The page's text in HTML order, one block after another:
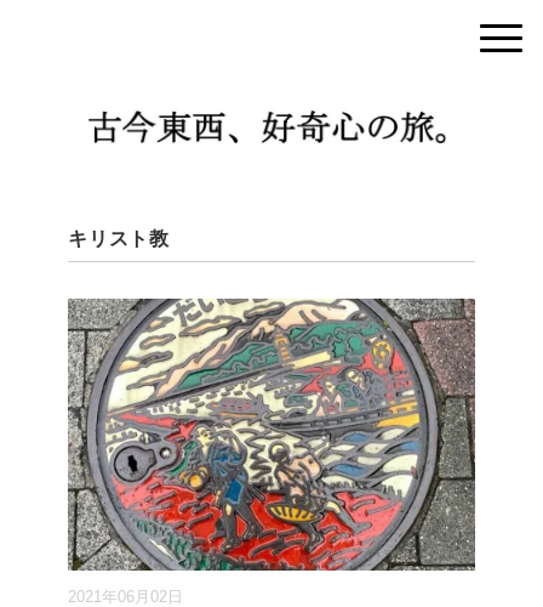
キリスト教
2021年06月02日